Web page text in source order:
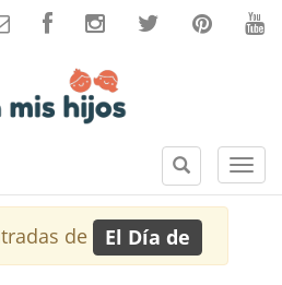
S
e
B
u
s
c
a
de El Día de